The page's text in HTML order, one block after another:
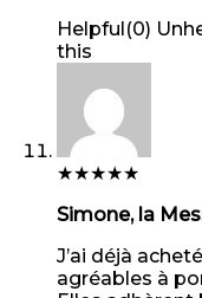
Helpful(0)
this
★★★★★
Simone, la
J’ai déjà
agréables à